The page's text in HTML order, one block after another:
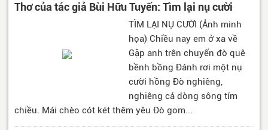
Thơ của tác giả Bùi Hữu Tuyến: Tìm lại nụ cười
TÌM LẠI NỤ CƯỜI (Ảnh minh
họa) Chiều nay em ở xa về
Gặp anh trên chuyến đò quê
bềnh bồng Đánh rơi một nụ
cười hồng Đò nghiêng,
nghiêng cả dòng sông tím
chiều. Mái chèo cót két thêm yêu Đò gom...